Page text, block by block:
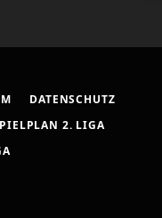
DATENSCHUTZ
2. LIGA